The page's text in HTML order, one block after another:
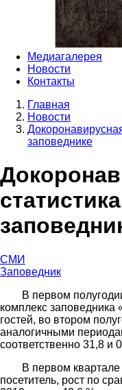
Медиагалерея
Новости
Контакты
Строка
навигации
Главная
Новости
заповеднике
СМИ
Заповедник
В первом полугодии
комплекс
гостей, во втором
аналогичными
соответственно 31,8 и
В первом квартале
посетитель, рост по